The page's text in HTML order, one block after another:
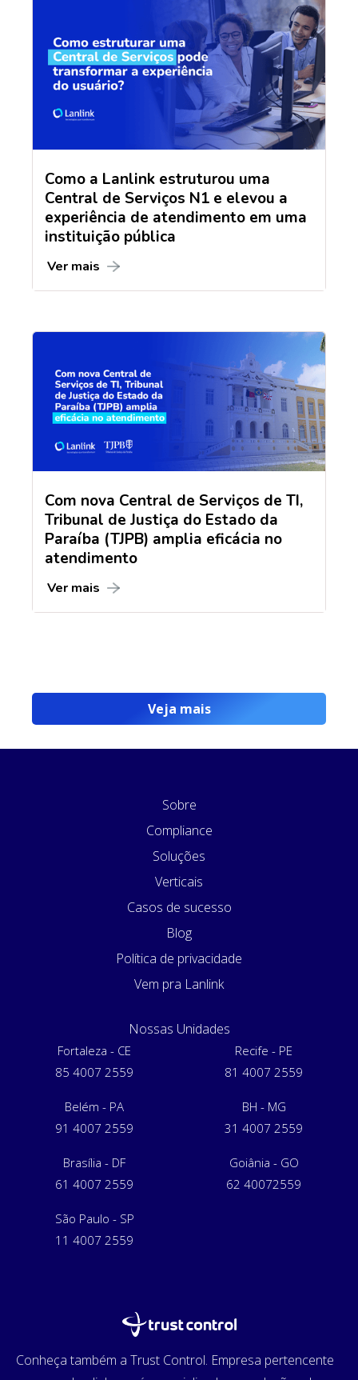
Como a Lanlink estruturou uma
Central de Serviços N1 e elevou a
experiência de atendimento em uma
instituição pública
Ver mais
Com nova Central de Serviços de TI,
Tribunal de Justiça do Estado da
Paraíba (TJPB) amplia eficácia no
atendimento
Ver mais
Veja mais
Sobre
Compliance
Soluções
Verticais
Casos de sucesso
Blog
Política de privacidade
Vem pra Lanlink
Nossas Unidades
Fortaleza - CE
85 4007 2559
Recife - PE
81 4007 2559
Belém - PA
91 4007 2559
BH - MG
31 4007 2559
Brasília - DF
61 4007 2559
Goiânia - GO
62 40072559
São Paulo - SP
11 4007 2559
Conheça também a Trust Control. Empresa pertencente